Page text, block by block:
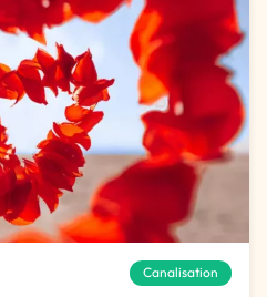
Canalisation